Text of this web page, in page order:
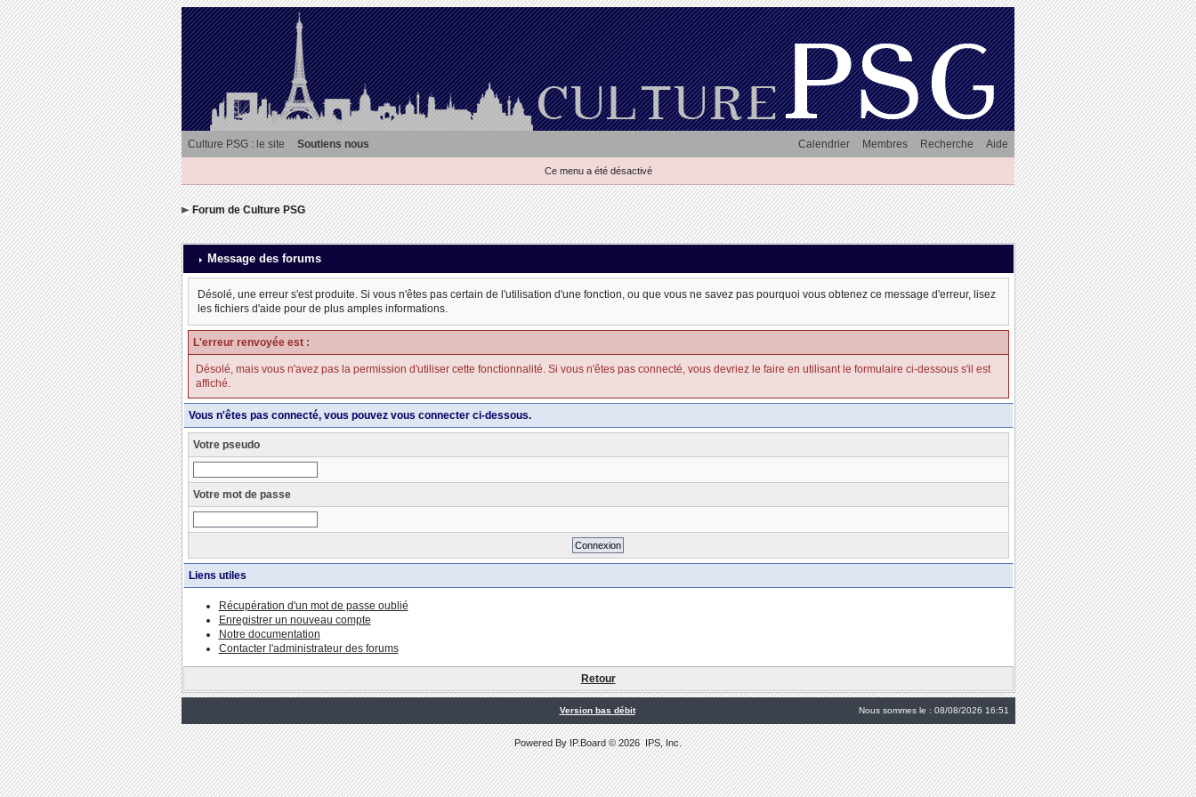
Culture PSG : le site Soutiens nous Aide
Recherche
Membres
Calendrier
Ce menu a été désactivé
Forum de Culture PSG
Message des forums
Désolé, une erreur s'est produite. Si vous n'êtes pas certain de l'utilisation d'une fonction, ou que vous ne savez pas pourquoi vous obtenez ce message d'erreur, lisez
les fichiers d'aide pour de plus amples informations.
L'erreur renvoyée est :
Désolé, mais vous n'avez pas la permission d'utiliser cette fonctionnalité. Si vous n'êtes pas connecté, vous devriez le faire en utilisant le formulaire ci-dessous s'il est
affiché.
Vous n'êtes pas connecté, vous pouvez vous connecter ci-dessous.
Votre pseudo
Votre mot de passe
Liens utiles
Récupération d'un mot de passe oublié
Enregistrer un nouveau compte
Notre documentation
Contacter l'administrateur des forums
Retour
Version bas débit Nous sommes le : 08/08/2026 16:51
Powered ByIP.Board© 2026IPS, Inc.